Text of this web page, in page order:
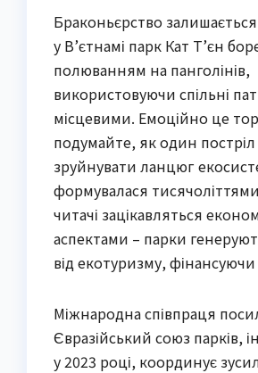
Браконьєрство
у В’єтнамі парк Кат Т’єн
полюванням на панголінів,
використовуючи спільні
місцевими. Емоційно це
подумайте, як один
зруйнувати ланцюг
формувалася
читачі зацікавляться
аспектами – парки
від екотуризму,
Міжнародна співпраця
Євразійський союз парків,
у 2023 році, координує